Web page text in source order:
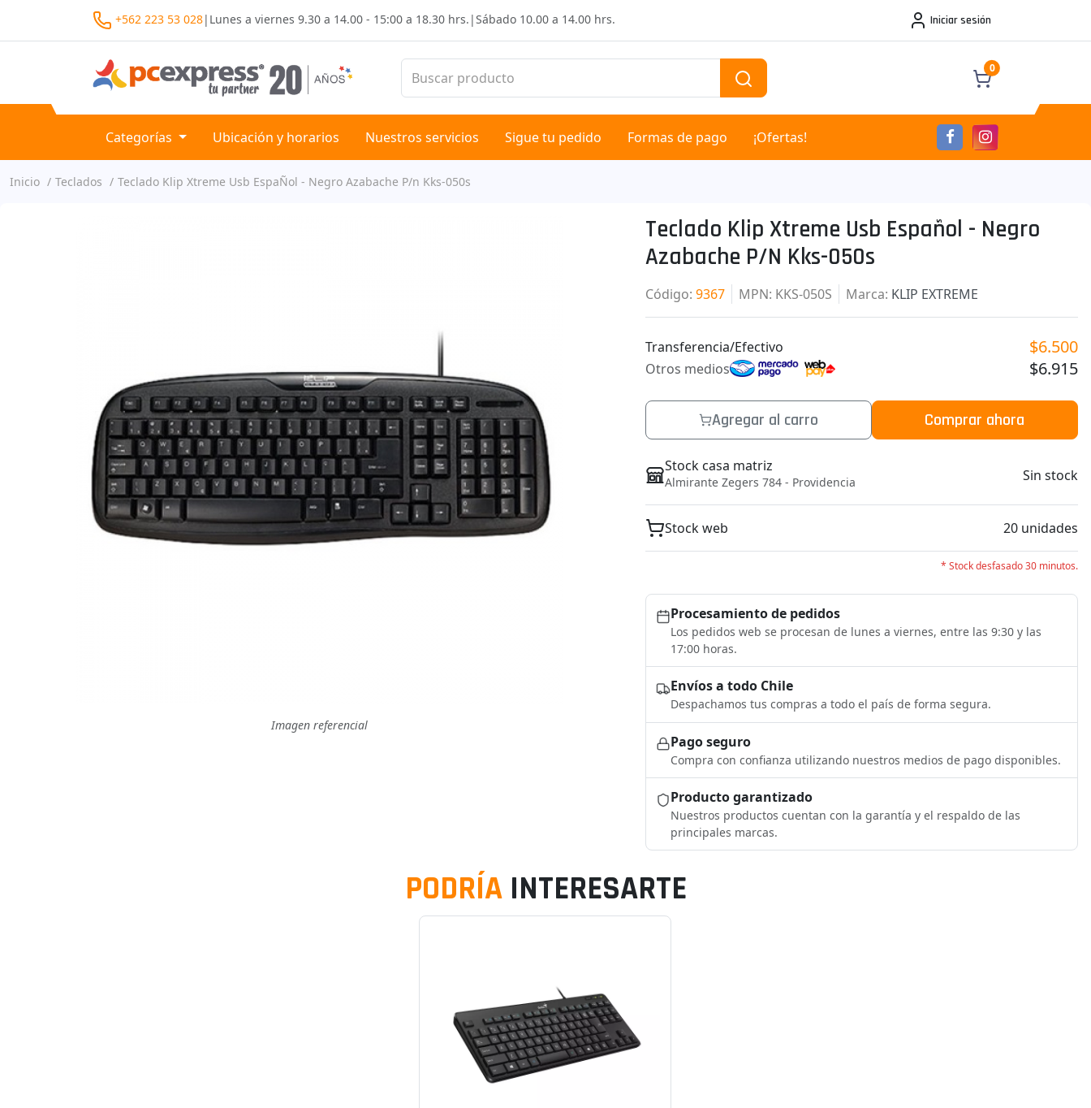
+562 223 53 028| Lunes a viernes 9.30 a 14.00 - 15:00 a 18.30 hrs. |Sábado 10.00 a 14.00 hrs. Iniciar sesión
0
Categorías Ubicación y horarios Nuestros servicios Sigue tu pedido Formas de pago ¡Ofertas!
Inicio Teclados Teclado Klip Xtreme Usb EspaÑol - Negro Azabache P/n Kks-050s
Imagen referencial
Teclado Klip Xtreme Usb Español - Negro
Azabache P/n Kks-050s
Código:9367 MPN: KKS-050S Marca: KLIP EXTREME
Transferencia/Efectivo $6.500
Otros medios $6.915
Agregar al carro Comprar ahora
Stock casa matriz
Almirante Zegers 784 - Providencia Sin stock
Stock web 20 unidades
* Stock desfasado 30 minutos.
Procesamiento de pedidos
Los pedidos web se procesan de lunes a viernes, entre las 9:30 y las
17:00 horas.
Envíos a todo Chile
Despachamos tus compras a todo el país de forma segura.
Pago seguro
Compra con confianza utilizando nuestros medios de pago disponibles.
Producto garantizado
Nuestros productos cuentan con la garantía y el respaldo de las
principales marcas.
PODRÍAINTERESARTE